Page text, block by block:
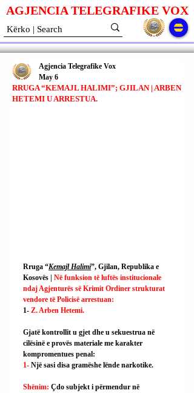
AGJENCIA TELEGRAFIKE VOX
RRUGA “KEMAJL HALIMI”; GJILAN | ARBEN
HETEMI U ARRESTUA.
Agjencia Telegrafike Vox
May 6
Rruga “Kemajl Halimi”, Gjilan, Republika e
Kosovës | Në funksion të luftës institucionale
ndaj Agjenturës së Krimit Ordiner strukturat
vendore të Policisë arrestuan:
1- Z. Arben Hetemi.
Gjatë kontrollit u gjet dhe u sekuestrua në
cilësinë e provës materiale me karakter
kompromentues penal:
1- Një sasi disa gramëshe lënde narkotike.
Shënim: Çdo subjekt i përmendur në